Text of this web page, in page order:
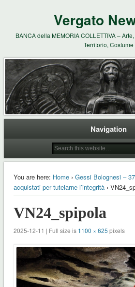
Vergato
BANCA della MEMORIA COLLETTIVA –
Territorio, Costume
Navigation
You are here: Home› Gessi Bolognesi –
acquistati per tutelarne l’integrità›
VN24_spipola
2025-12-11 | Full size is 1100 × 625 pixels